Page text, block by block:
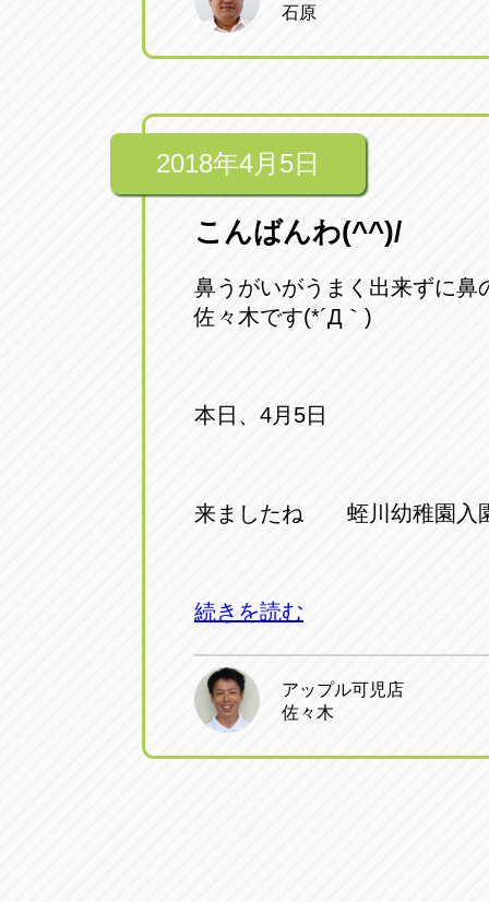
石原
2018年4月5日
こんばんわ(^^)/
鼻うがいがうまく出来ずに鼻
佐々木です(*´Д｀)
本日、4月5日
来ましたね 蛭川幼稚園入
続きを読む
アップル可児店
佐々木